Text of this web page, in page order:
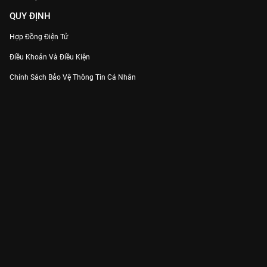
QUY ĐỊNH
Hợp Đồng Điện Tử
Điều Khoản Và Điều Kiện
Chính Sách Bảo Vệ Thông Tin Cá Nhân